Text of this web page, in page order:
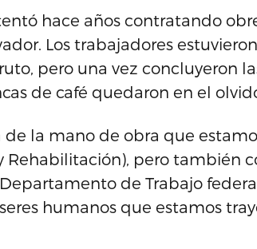
hace años contratando
Los trabajadores
pero una vez concluyeron
de café quedaron en el
la mano de obra que
Rehabilitación), pero también
de Trabajo
humanos que estamos